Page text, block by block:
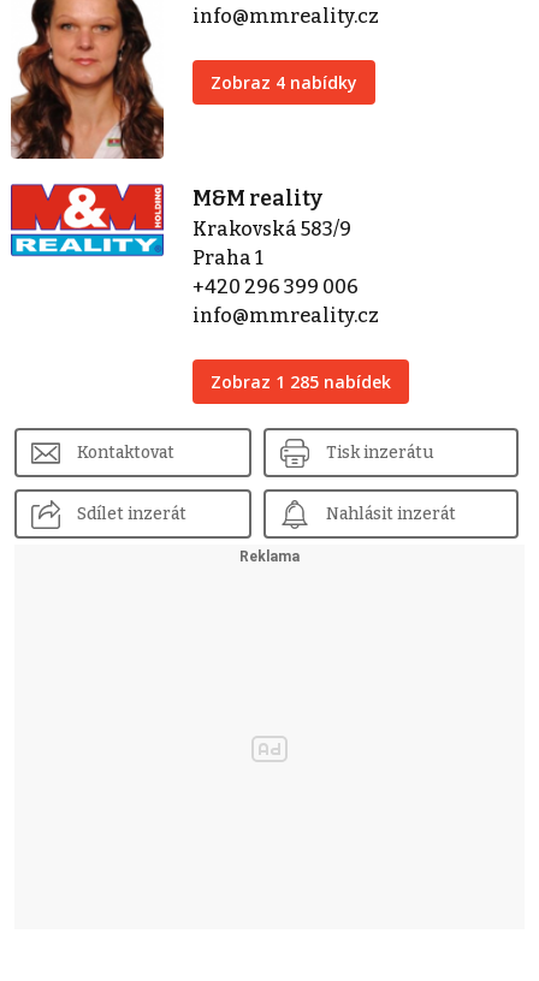
info@mmreality.cz
Zobraz 4 nabídky
M&M reality
Krakovská 583/9
Praha 1
+420 296 399 006
info@mmreality.cz
Zobraz 1 285 nabídek
Kontaktovat Tisk inzerátu
Sdílet inzerát Nahlásit inzerát